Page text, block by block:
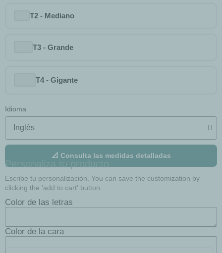
T2 - Mediano
T3 - Grande
T4 - Gigante
Idioma
📐 Consulta las medidas detalladas
Personaliza tu producto
Escribe tu personalización. You can save the customization by
clicking the 'add to cart' button.
Color de las letras
Color de la cara